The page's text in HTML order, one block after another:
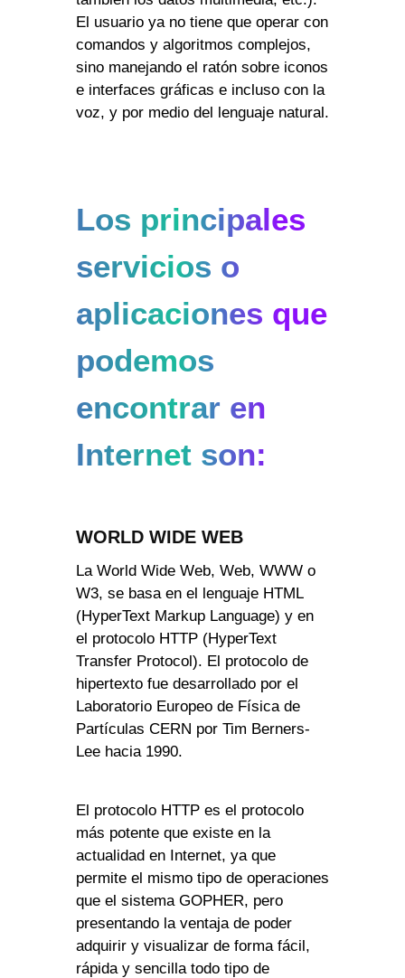
El usuario ya no tiene que operar con
comandos y algoritmos complejos,
sino manejando el ratón sobre iconos
e interfaces gráficas e incluso con la
voz, y por medio del lenguaje natural.
Los principales
servicios o
aplicaciones que
podemos
encontrar en
Internet son:
WORLD WIDE WEB
La World Wide Web, Web, WWW o
W3, se basa en el lenguaje HTML
(HyperText Markup Language) y en
el protocolo HTTP (HyperText
Transfer Protocol). El protocolo de
hipertexto fue desarrollado por el
Laboratorio Europeo de Física de
Partículas CERN por Tim Berners-
Lee hacia 1990.
El protocolo HTTP es el protocolo
más potente que existe en la
actualidad en Internet, ya que
permite el mismo tipo de operaciones
que el sistema GOPHER, pero
presentando la ventaja de poder
adquirir y visualizar de forma fácil,
rápida y sencilla todo tipo de